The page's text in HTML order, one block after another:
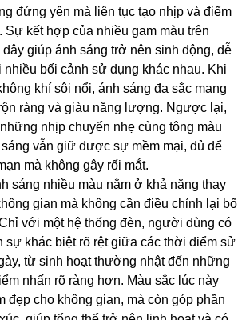
đứng yên mà liên tục tạo nhịp và điểm
Sự kết hợp của nhiều gam màu trên
giúp ánh sáng trở nên sinh động, dễ
bối cảnh sử dụng khác nhau. Khi
khí sôi nổi, ánh sáng đa sắc mang
ràng và giàu năng lượng. Ngược lại,
nhịp chuyển nhẹ cùng tông màu
vẫn giữ được sự mềm mại, đủ để
mà không gây rối mắt.
sáng nhiều màu nằm ở khả năng thay
gian mà không cần điều chỉnh lại bố
với một hệ thống đèn, người dùng có
sự khác biệt rõ rệt giữa các thời điểm sử
từ sinh hoạt thường nhật đến những
nhấn rõ ràng hơn. Màu sắc lúc này
đẹp cho không gian, mà còn góp phần